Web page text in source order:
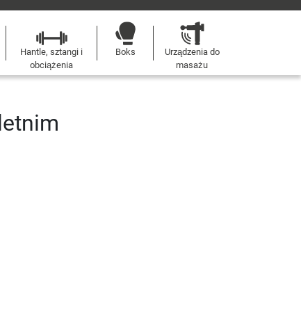
Hantle, sztangi i
obciążenia
Boks
Urządzenia do
masażu